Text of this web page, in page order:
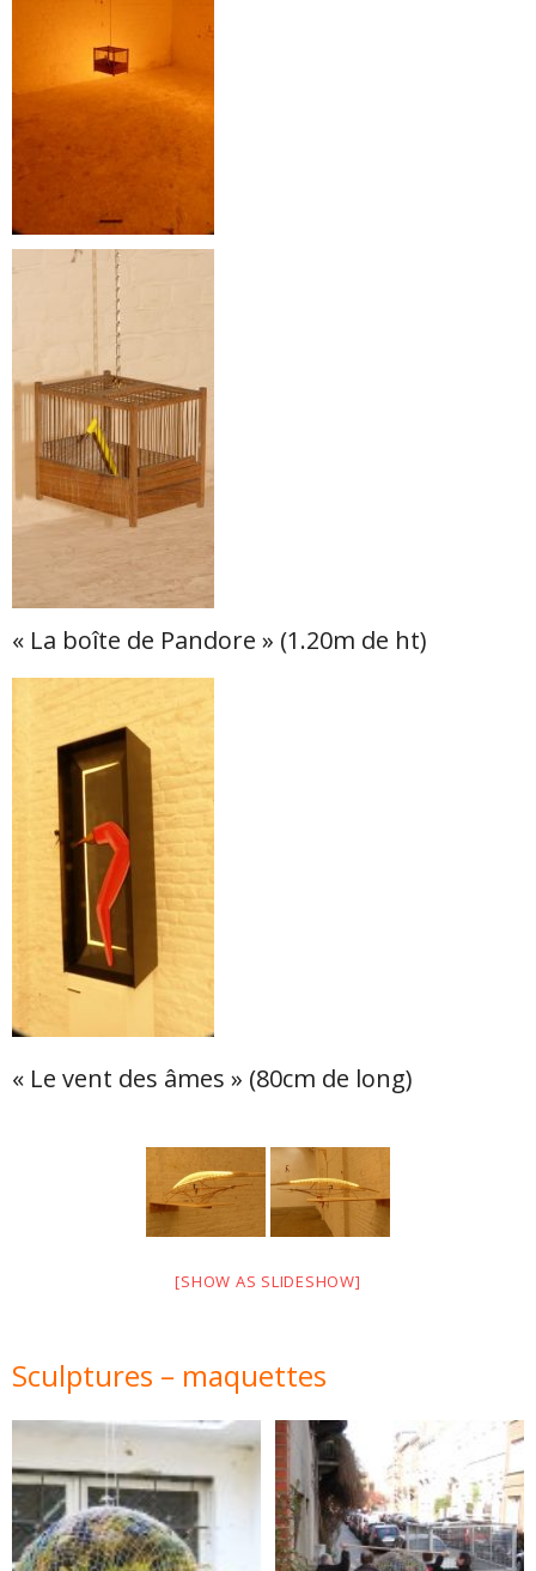
« La boîte de Pandore » (1.20m de ht)
« Le vent des âmes » (80cm de long)
[SHOW AS SLIDESHOW]
Sculptures – maquettes